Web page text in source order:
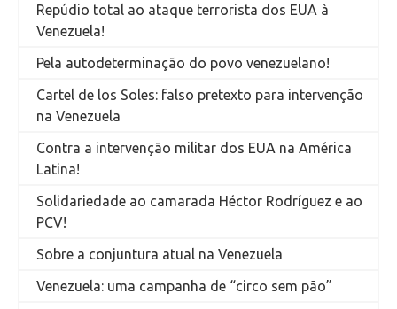
Repúdio total ao ataque terrorista dos EUA à
Venezuela!
Pela autodeterminação do povo venezuelano!
Cartel de los Soles: falso pretexto para intervenção
na Venezuela
Contra a intervenção militar dos EUA na América
Latina!
Solidariedade ao camarada Héctor Rodríguez e ao
PCV!
Sobre a conjuntura atual na Venezuela
Venezuela: uma campanha de “circo sem pão”